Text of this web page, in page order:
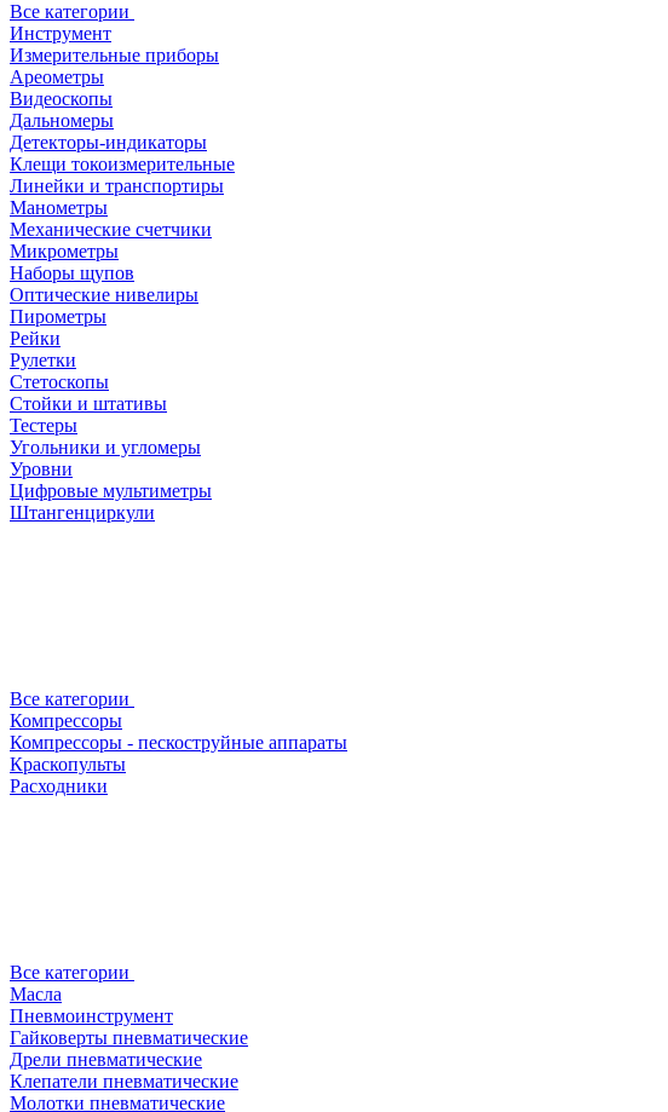
Все категории
Инструмент
Измерительные приборы
Ареометры
Видеоскопы
Дальномеры
Детекторы-индикаторы
Клещи токоизмерительные
Линейки и транспортиры
Манометры
Механические счетчики
Микрометры
Наборы щупов
Оптические нивелиры
Пирометры
Рейки
Рулетки
Стетоскопы
Стойки и штативы
Тестеры
Угольники и угломеры
Уровни
Цифровые мультиметры
Штангенциркули
Все категории
Компрессоры
Компрессоры - пескоструйные аппараты
Краскопульты
Расходники
Все категории
Масла
Пневмоинструмент
Гайковерты пневматические
Дрели пневматические
Клепатели пневматические
Молотки пневматические